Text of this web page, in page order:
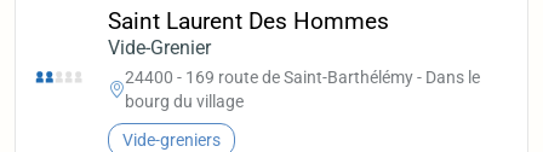
Saint Laurent Des Hommes
Vide-Grenier
24400 - 169 route de Saint-Barthélémy - Dans le
bourg du village
Vide-greniers